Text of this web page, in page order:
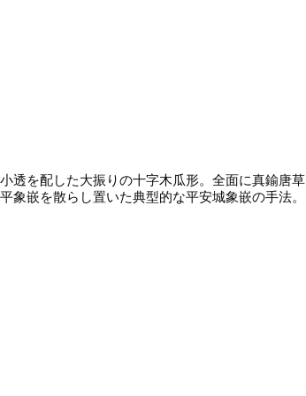
透を配した大振りの十字木瓜形。全面に真鍮唐草
象嵌を散らし置いた典型的な平安城象嵌の手法。